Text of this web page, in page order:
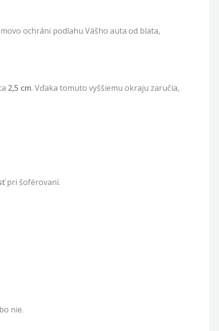
ochráni podlahu Vášho auta od blata,
2,5 cm. Vďaka tomuto vyššiemu okraju zaručia,
pri šoférovaní.
nie.